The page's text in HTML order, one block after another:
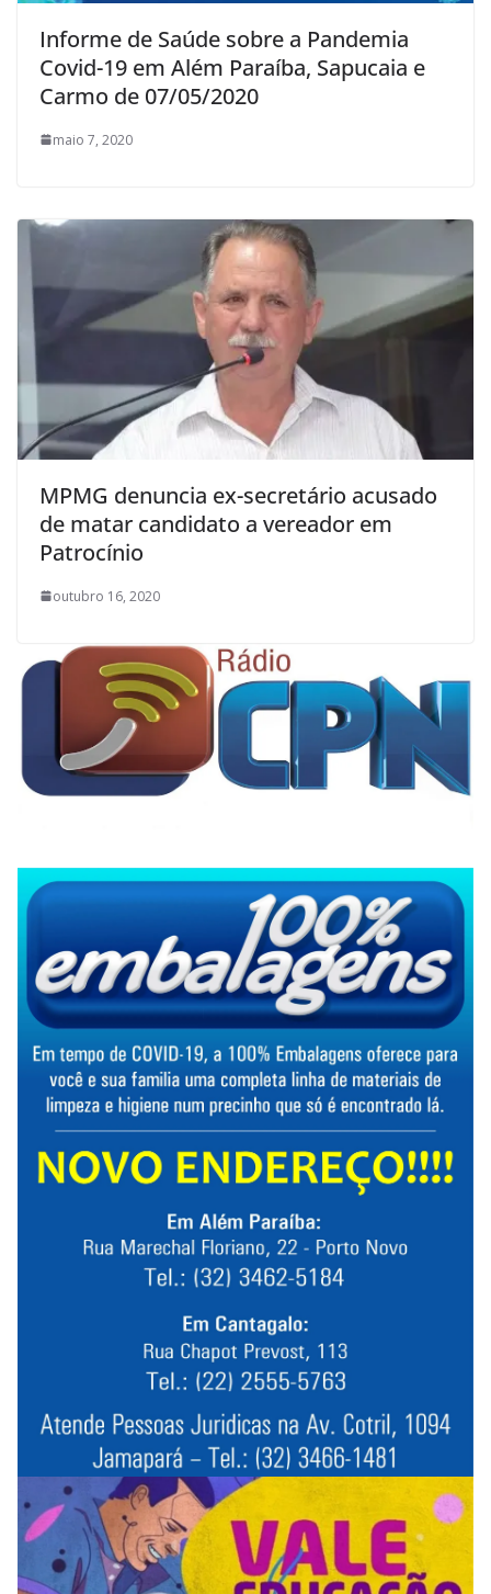
Informe de Saúde sobre a Pandemia
Covid-19 em Além Paraíba, Sapucaia e
Carmo de 07/05/2020
maio 7, 2020
MPMG denuncia ex-secretário acusado
de matar candidato a vereador em
Patrocínio
outubro 16, 2020